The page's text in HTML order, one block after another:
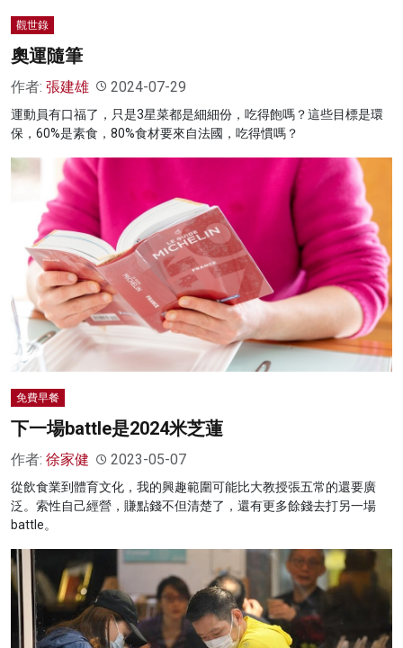
觀世錄
奧運隨筆
作者: 張建雄 2024-07-29
運動員有口福了，只是3星菜都是細細份，吃得飽嗎？這些目標是環
保，60%是素食，80%食材要來自法國，吃得慣嗎？
免費早餐
下一場battle是2024米芝蓮
作者: 徐家健 2023-05-07
從飲食業到體育文化，我的興趣範圍可能比大教授張五常的還要廣
泛。索性自己經營，賺點錢不但清楚了，還有更多餘錢去打另一場
battle。